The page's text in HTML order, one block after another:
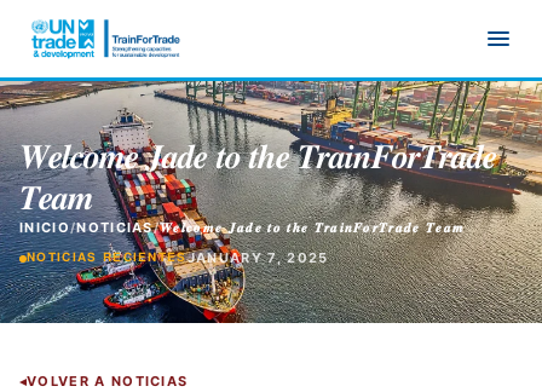
𝑾𝒆𝒍𝒄𝒐𝒎𝒆 𝑱𝒂𝒅𝒆 𝒕𝒐 𝒕𝒉𝒆 𝑻𝒓𝒂𝒊𝒏𝑭𝒐𝒓𝑻𝒓𝒂𝒅𝒆
𝑻𝒆𝒂𝒎
INICIO/NOTICIAS/𝑾𝒆𝒍𝒄𝒐𝒎𝒆 𝑱𝒂𝒅𝒆 𝒕𝒐 𝒕𝒉𝒆 𝑻𝒓𝒂𝒊𝒏𝑭𝒐𝒓𝑻𝒓𝒂𝒅𝒆 𝑻𝒆𝒂𝒎
NOTICIAS RECIENTESJANUARY 7, 2025
VOLVER A NOTICIAS